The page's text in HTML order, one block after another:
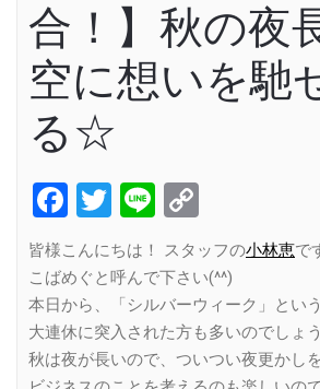
合！】秋の夜
空に想いを馳
る☆
Facebook
Twitter
Line
Link
皆様こんにちは！ スタッフの小林恵で
こばめぐと呼んで下さい(^^)
本日から、「シルバーウィーク」とい
大連休に突入された方も多いのでしょ
秋は夜が長いので、ついつい夜更かし